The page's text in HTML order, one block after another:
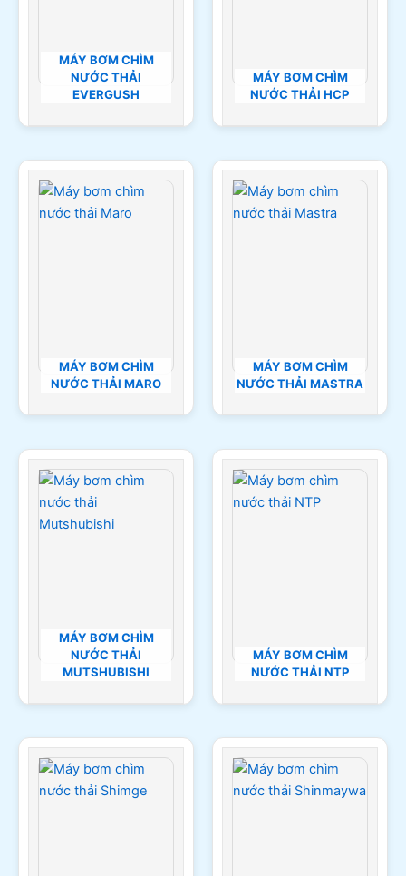
MÁY BƠM CHÌM
NƯỚC THẢI
EVERGUSH
MÁY BƠM CHÌM
NƯỚC THẢI HCP
MÁY BƠM CHÌM
NƯỚC THẢI MARO
MÁY BƠM CHÌM
NƯỚC THẢI MASTRA
MÁY BƠM CHÌM
NƯỚC THẢI
MUTSHUBISHI
MÁY BƠM CHÌM
NƯỚC THẢI NTP